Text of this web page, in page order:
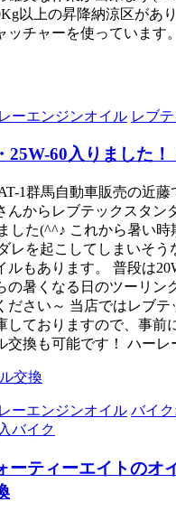
以上の昇降納涼区があ
ッチャーを使っています
ーエンジンオイル レブ
25W-60入りました！
1群馬自動車販売の近
んからレブテックスタン
した(^^♪ これから暑い
レを起こしてしまいそう
ルもあります。 普段は
の暑くなる日のツーリン
ださい～ 当店ではレブテ
しておりますので、事前
交換も可能です！ ハーレ
ーエンジンオイル バイ
バイク
ーティーエイトのオ